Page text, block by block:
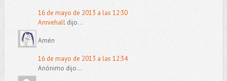
16 de mayo de 2013 a las 12:30
Anniehalldijo...
Amén
16 de mayo de 2013 a las 12:34
Anónimo dijo...